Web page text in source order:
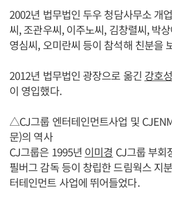
2002년 법무법인 두우 청담사무소 개
씨, 조관우씨, 이주노씨, 김창렬씨, 박
영심씨, 오미란씨 등이 참석해 친분을
2012년 법무법인 광장으로 옮긴 강호성
이 영입했다.
△CJ그룹 엔터테인먼트사업 및
문)의 역사
CJ그룹은 1995년 이미경 CJ그룹 부회
필버그 감독 등이 창립한 드림웍스 지
터테인먼트 사업에 뛰어들었다.